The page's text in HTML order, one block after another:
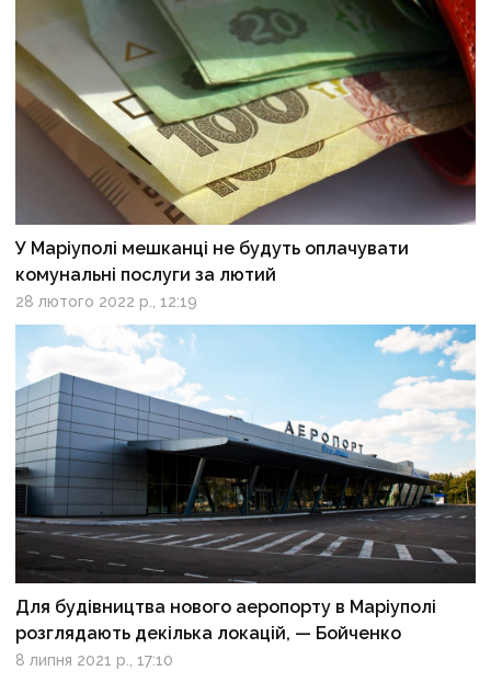
У Маріуполі мешканці не будуть оплачувати
комунальні послуги за лютий
28 лютого 2022 р., 12:19
Для будівництва нового аеропорту в Маріуполі
розглядають декілька локацій, — Бойченко
8 липня 2021 р., 17:10